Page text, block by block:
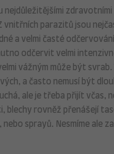
nejdůležitějšími
vnitřních parazitů jsou
a velmi časté
odčervit velmi
vážným může být svrab.
a často nemusí být
ale je třeba přijít
blechy rovněž přenášejí
sprayů. Nesmíme ale